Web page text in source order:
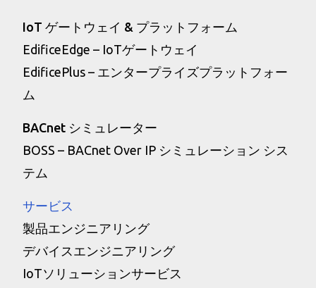
IoT ゲートウェイ & プラットフォーム
EdificeEdge – IoTゲートウェイ
EdificePlus – エンタープライズプラットフォー
ム
BACnet シミュレーター
BOSS – BACnet Over IP シミュレーション シス
テム
サービス
製品エンジニアリング
デバイスエンジニアリング
IoTソリューションサービス